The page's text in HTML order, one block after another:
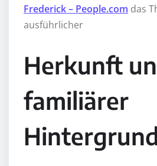
Frederick – People.com das
ausführlicher
Herkunft
familiärer